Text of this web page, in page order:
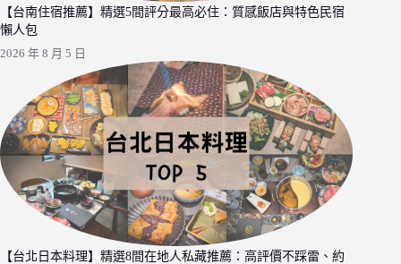
【台南住宿推薦】精選5間評分最高必住：質感飯店與特色民宿
懶人包
2026 年 8 月 5 日
【台北日本料理】精選8間在地人私藏推薦：高評價不踩雷、約